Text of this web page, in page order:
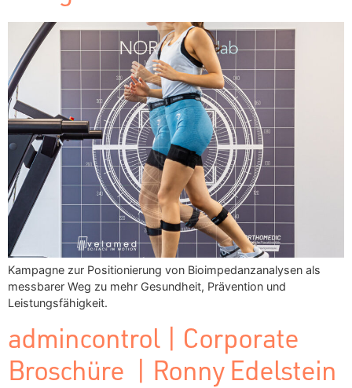
Kampagne zur Positionierung von Bioimpedanzanalysen als
messbarer Weg zu mehr Gesundheit, Prävention und
Leistungsfähigkeit.
admincontrol | Corporate
Broschüre | Ronny Edelstein